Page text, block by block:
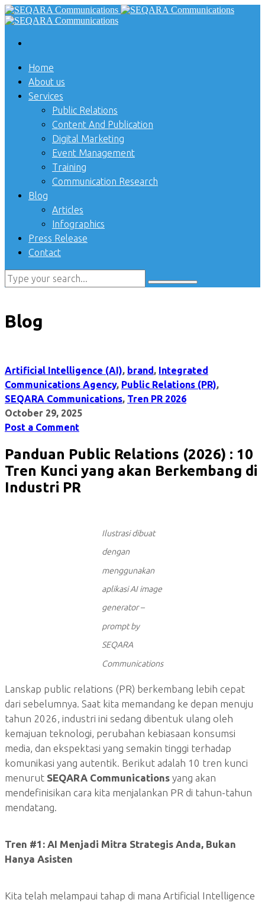
Home
About us
Services
Public Relations
Content And Publication
Digital Marketing
Event Management
Training
Communication Research
Blog
Articles
Infographics
Press Release
Contact
Blog
Artificial Intelligence (AI), brand, Integrated
Communications Agency, Public Relations (PR),
SEQARA Communications, Tren PR 2026
October 29, 2025
Post a Comment
Panduan Public Relations (2026) : 10
Tren Kunci yang akan Berkembang di
Industri PR
Ilustrasi dibuat
dengan
menggunakan
aplikasi AI image
generator –
prompt by
SEQARA
Communications
Lanskap public relations (PR) berkembang lebih cepat
dari sebelumnya. Saat kita memandang ke depan menuju
tahun 2026, industri ini sedang dibentuk ulang oleh
kemajuan teknologi, perubahan kebiasaan konsumsi
media, dan ekspektasi yang semakin tinggi terhadap
komunikasi yang autentik. Berikut adalah 10 tren kunci
menurut SEQARA Communications yang akan
mendefinisikan cara kita menjalankan PR di tahun-tahun
mendatang.
Tren #1: AI Menjadi Mitra Strategis Anda, Bukan
Hanya Asisten
Kita telah melampaui tahap di mana Artificial Intelligence